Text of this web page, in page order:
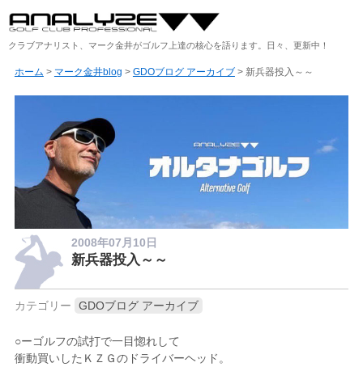
クラブアナリスト、マーク金井がゴルフ上達の核心を語ります。日々、更新中！
ホーム > マーク金井blog > GDOブログ アーカイブ> 新兵器投入～～
2008年07月10日
新兵器投入～～
カテゴリー GDOブログ アーカイブ
○ーゴルフの試打で一目惚れして
衝動買いしたＫＺＧのドライバーヘッド。